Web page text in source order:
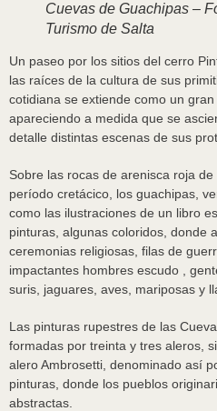
Cuevas de Guachipas –
Turismo de Salta
Un paseo por los sitios del cerro
las raíces de la cultura de sus
cotidiana se extiende como un
apareciendo a medida que se
detalle distintas escenas de sus
Sobre las rocas de arenisca roja
período cretácico, los guachipas,
como las ilustraciones de un libro
pinturas, algunas coloridos, donde
ceremonias religiosas, filas de
impactantes hombres escudo ,
suris, jaguares, aves, mariposas y
Las pinturas rupestres de las
formadas por treinta y tres aleros,
alero Ambrosetti, denominado así
pinturas, donde los pueblos
abstractas.